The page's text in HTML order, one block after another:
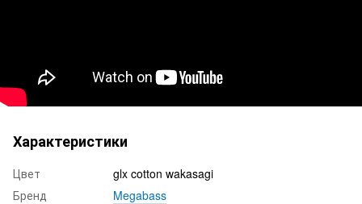
Характеристики
Цвет
glx cotton wakasagi
Бренд
Megabass